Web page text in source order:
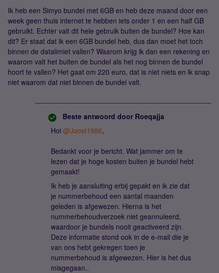
Ik heb een Simyo bundel met 6GB en heb deze maand door een
week geen thuis internet te hebben iets onder 1 en een half GB
gebruikt. Echter valt dit hele gebruik buiten de bundel? Hoe kan
dit? Er staat dat ik een 6GB bundel heb, dus dan moet het toch
binnen de datalimiet vallen? Waarom krijg ik dan een rekening en
waarom valt het buiten de bundel als het nog binnen de bundel
hoort te vallen? Het gaat om 220 euro, dat is niet niets en ik snap
niet waarom dat niet binnen de bundel valt.
Beste antwoord door Roeqajja
Hoi @Joost1986,
Bedankt voor je bericht. Wat jammer om te
lezen dat je hoge kosten buiten je bundel hebt
gemaakt!
Ik heb je aansluiting erbij gepakt en ik zie dat
je nummerbehoud een aantal maanden
geleden is afgewezen. Hierna is het
nummerbehoudverzoek niet geannuleerd,
waardoor je bundels nooit geactiveerd zijn.
Deze informatie stond ook in de e-mail die je
van ons hebt gekregen toen je
nummerbehoud is afgewezen. Hier is het dus
misgegaan..